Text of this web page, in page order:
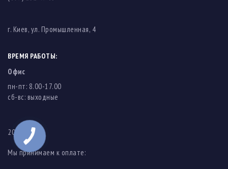
г. Киев, ул. Промышленная, 4
ВРЕМЯ РАБОТЫ:
Офис
пн-пт: 8.00-17.00
cб-вс: выходные
2003-2026
Мы принимаем к оплате: